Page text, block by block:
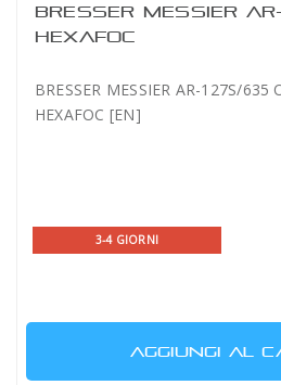
BRESSER MESSIER
HEXAFOC
BRESSER MESSIER AR-127S/635
HEXAFOC [EN]
3-4 GIORNI
AGGIUNGI AL